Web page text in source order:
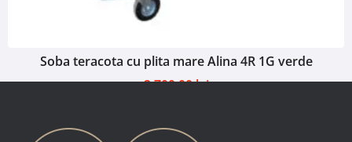
Soba teracota cu plita mare Alina 4R 1G verde
2.700,00lei